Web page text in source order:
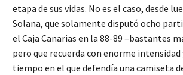
etapa de sus vidas. No es el caso, desde
Solana, que solamente disputó ocho
el Caja Canarias en la 88-89 –bastantes
pero que recuerda con enorme
tiempo en el que defendía una camiseta